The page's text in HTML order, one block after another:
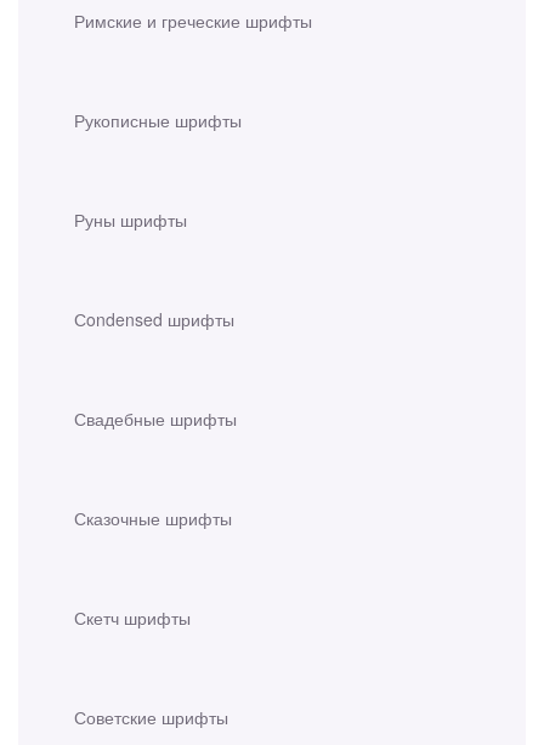
Римские и греческие шрифты
Рукописные шрифты
Руны шрифты
Сondensed шрифты
Свадебные шрифты
Сказочные шрифты
Скетч шрифты
Советские шрифты